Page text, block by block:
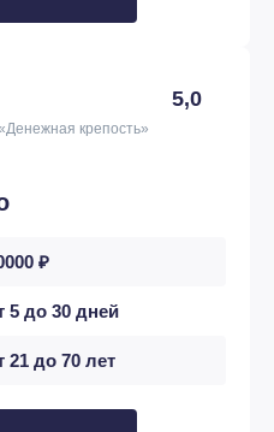
5,0
крепость»
₽
5 до 30 дней
21 до 70 лет